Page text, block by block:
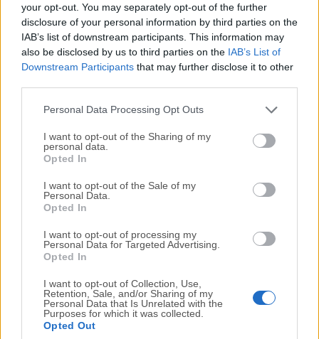
your opt-out. You may separately opt-out of the further
disclosure of your personal information by third parties on the
IAB’s list of downstream participants. This information may
also be disclosed by us to third parties on the IAB’s List of
Downstream Participants that may further disclose it to other
Personal Data Processing Opt Outs
I want to opt-out of the Sharing of my
personal data.
Opted In
I want to opt-out of the Sale of my
Personal Data.
Opted In
I want to opt-out of processing my
Personal Data for Targeted Advertising.
Opted In
I want to opt-out of Collection, Use,
Retention, Sale, and/or Sharing of my
Personal Data that Is Unrelated with the
Purposes for which it was collected.
Opted Out
Nos encantaría saber de ti
Si tienes alguna pregunta o idea que desees compartir
con nosotros, dirígete a nuestrapágina de contactoy
háznoslo saber. ¡Valoramos tu opinión!
Descargar Krita 3.3.0